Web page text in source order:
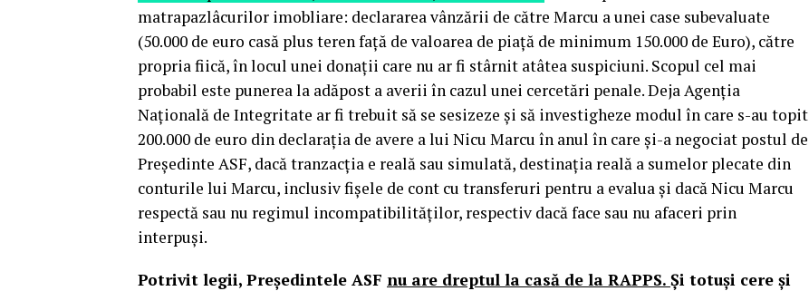
matrapazlâcurilor imobliare: declararea vânzării de către Marcu a unei case subevaluate
(50.000 de euro casă plus teren faţă de valoarea de piaţă de minimum 150.000 de Euro), către
propria fiică, în locul unei donaţii care nu ar fi stârnit atâtea suspiciuni. Scopul cel mai
probabil este punerea la adăpost a averii în cazul unei cercetări penale. Deja Agenţia
Naţională de Integritate ar fi trebuit să se sesizeze şi să investigheze modul în care s-au topit
200.000 de euro din declaraţia de avere a lui Nicu Marcu în anul în care şi-a negociat postul de
Preşedinte ASF, dacă tranzacţia e reală sau simulată, destinaţia reală a sumelor plecate din
conturile lui Marcu, inclusiv fişele de cont cu transferuri pentru a evalua şi dacă Nicu Marcu
respectă sau nu regimul incompatibilităţilor, respectiv dacă face sau nu afaceri prin
interpuşi.
Potrivit legii, Preşedintele ASF nu are dreptul la casă de la RAPPS. Şi totuşi cere şi